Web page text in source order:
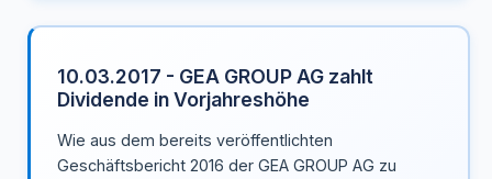
10.03.2017 - GEA GROUP AG zahlt
Dividende in Vorjahreshöhe
Wie aus dem bereits veröffentlichten
Geschäftsbericht 2016 der GEA GROUP AG zu